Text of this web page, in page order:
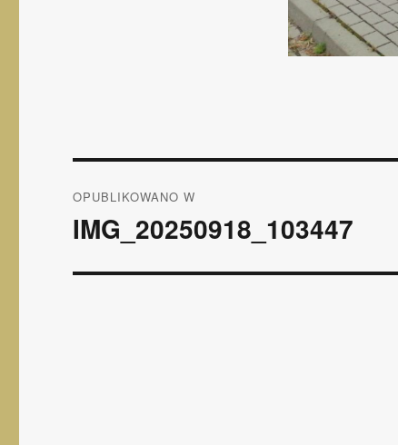
wpisu
OPUBLIKOWANO W
IMG_20250918_103447